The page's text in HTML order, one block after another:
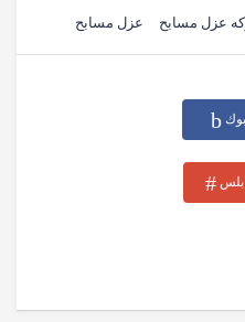
عزل مسابح عزل مسابح
بلس